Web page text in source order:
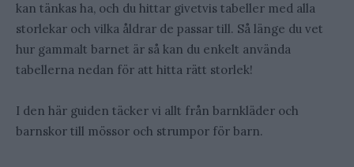
kan tänkas ha, och du hittar givetvis tabeller med alla
storlekar och vilka åldrar de passar till. Så länge du vet
hur gammalt barnet är så kan du enkelt använda
tabellerna nedan för att hitta rätt storlek!
I den här guiden täcker vi allt från barnkläder och
barnskor till mössor och strumpor för barn.